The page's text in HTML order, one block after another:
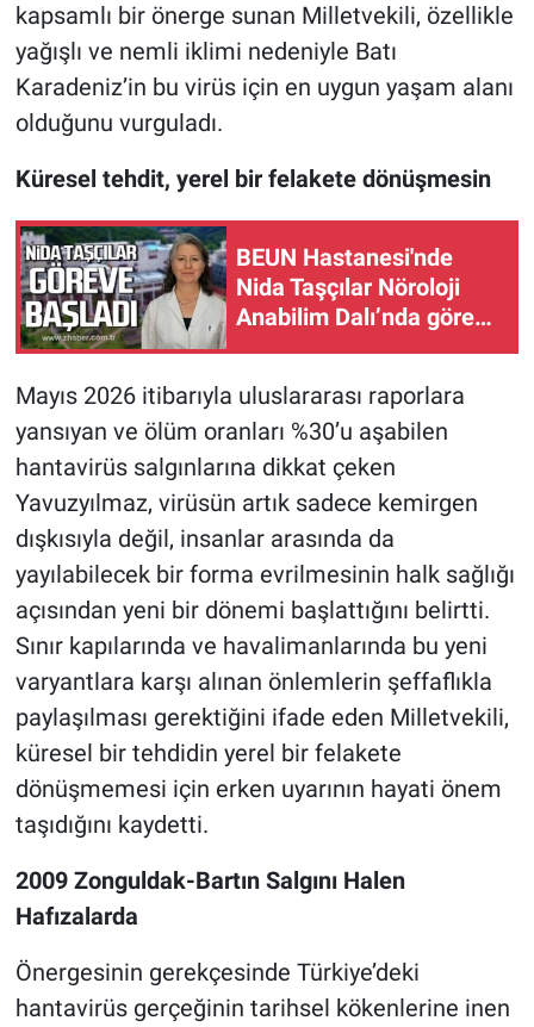
kapsamlı bir önerge sunan Milletvekili, özellikle
yağışlı ve nemli iklimi nedeniyle Batı
Karadeniz’in bu virüs için en uygun yaşam alanı
olduğunu vurguladı.
Küresel tehdit, yerel bir felakete dönüşmesin
BEUN Hastanesi'nde
Nida Taşçılar Nöroloji
Anabilim Dalı’nda göreve
Mayıs 2026 itibarıyla uluslararası raporlara
yansıyan ve ölüm oranları %30’u aşabilen
hantavirüs salgınlarına dikkat çeken
Yavuzyılmaz, virüsün artık sadece kemirgen
dışkısıyla değil, insanlar arasında da
yayılabilecek bir forma evrilmesinin halk sağlığı
açısından yeni bir dönemi başlattığını belirtti.
Sınır kapılarında ve havalimanlarında bu yeni
varyantlara karşı alınan önlemlerin şeffaflıkla
paylaşılması gerektiğini ifade eden Milletvekili,
küresel bir tehdidin yerel bir felakete
dönüşmemesi için erken uyarının hayati önem
taşıdığını kaydetti.
2009 Zonguldak-Bartın Salgını Halen
Hafızalarda
Önergesinin gerekçesinde Türkiye’deki
hantavirüs gerçeğinin tarihsel kökenlerine inen